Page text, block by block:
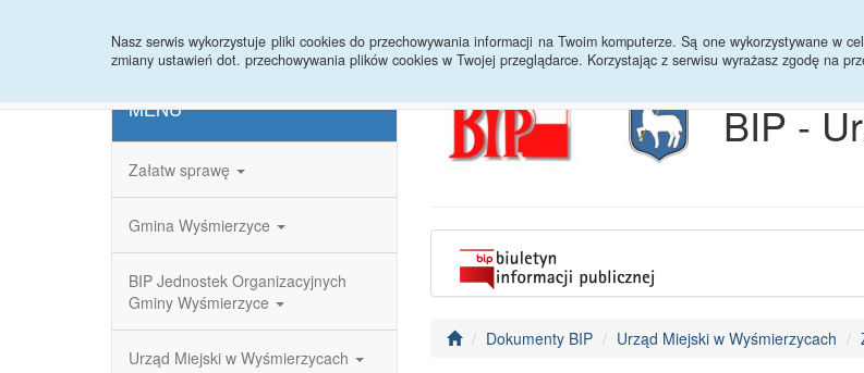
Nasz serwis wykorzystuje pliki cookies do przechowywania informacji na Twoim komputerze. Są one wykorzystywane w
zmiany ustawień dot. przechowywania plików cookies w Twojej przeglądarce. Korzystając z serwisu wyrażasz zgodę na
MENU
Załatw sprawę
Gmina Wyśmierzyce
BIP Jednostek Organizacyjnych
Gminy Wyśmierzyce
Urząd Miejski w Wyśmierzycach
BIP -
Dokumenty BIP Urząd Miejski w Wyśmierzycach